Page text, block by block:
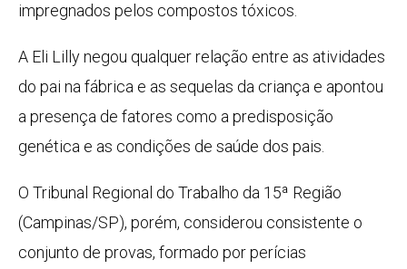
impregnados pelos compostos tóxicos.
A Eli Lilly negou qualquer relação entre as atividades
do pai na fábrica e as sequelas da criança e apontou
a presença de fatores como a predisposição
genética e as condições de saúde dos pais.
O Tribunal Regional do Trabalho da 15ª Região
(Campinas/SP), porém, considerou consistente o
conjunto de provas, formado por perícias